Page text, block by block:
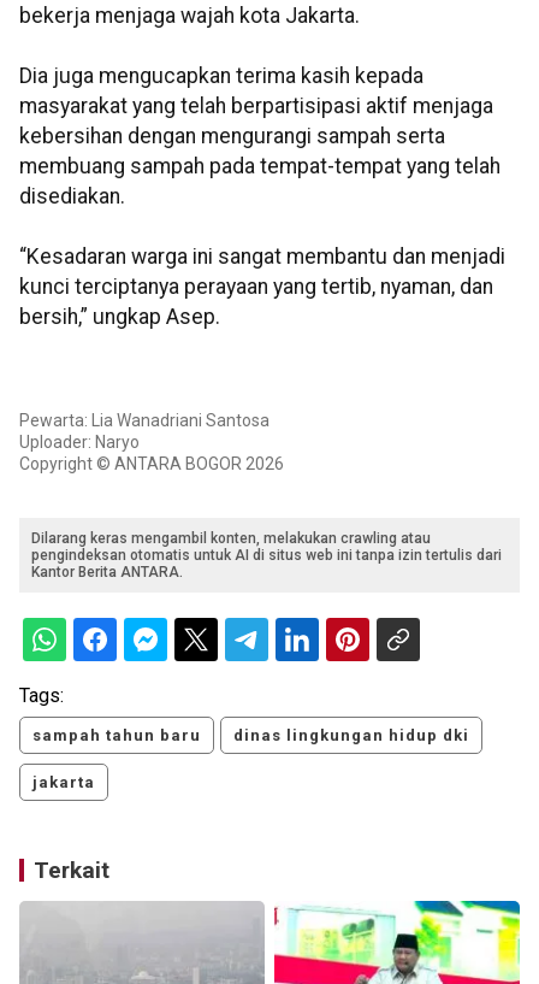
bekerja menjaga wajah kota Jakarta.
Dia juga mengucapkan terima kasih kepada
masyarakat yang telah berpartisipasi aktif menjaga
kebersihan dengan mengurangi sampah serta
membuang sampah pada tempat-tempat yang telah
disediakan.
“Kesadaran warga ini sangat membantu dan menjadi
kunci terciptanya perayaan yang tertib, nyaman, dan
bersih,” ungkap Asep.
Pewarta: Lia Wanadriani Santosa
Uploader: Naryo
Copyright © ANTARA BOGOR 2026
Dilarang keras mengambil konten, melakukan crawling atau
pengindeksan otomatis untuk AI di situs web ini tanpa izin tertulis dari
Kantor Berita ANTARA.
Tags:
sampah tahun baru dinas lingkungan hidup dki
jakarta
Terkait